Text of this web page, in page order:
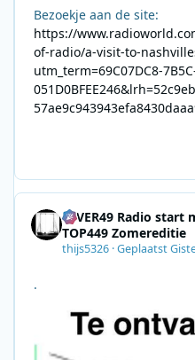
Bezoekje aan de site:
https://
of-radio/a-visit-to-
utm_term=69C07DC8-
4EVER49 Radio start
TOP449 Zomereditie
thijs5326 ·Geplaatst
.